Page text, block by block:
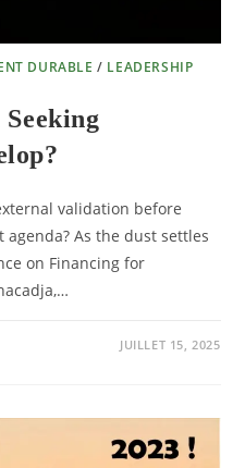
DURABLE / LEADERSHIP
validation before
As the dust settles
on Financing for
JUILLET 15, 2025